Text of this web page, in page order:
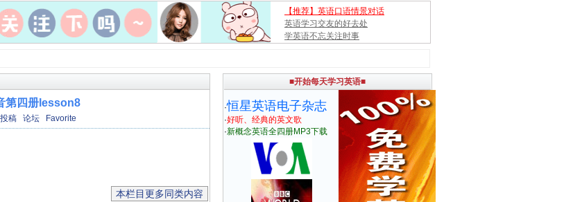
【推荐】英语口语情景对话
英语学习交友的好去处
学英语不忘关注时事
第四册lesson8
稿 论坛 Favorite
本栏目更多同类内容
■开始每天学习英语■
·恒星英语电子杂志
·好听、经典的英文歌
·新概念英语全四册MP3下载